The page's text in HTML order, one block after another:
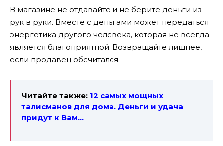
В магазине не отдавайте и не берите деньги из
рук в руки. Вместе с деньгами может передаться
энергетика другого человека, которая не всегда
является благоприятной. Возвращайте лишнее,
если продавец обсчитался.
Читайте также: 12 самых мощных
талисманов для дома. Деньги и удача
придут к Вам…